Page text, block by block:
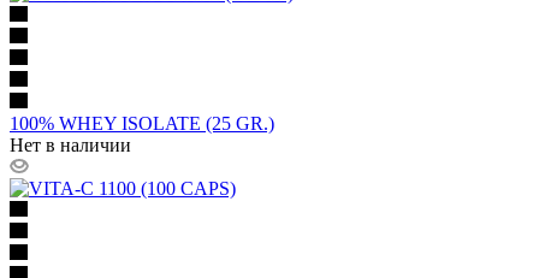
100% WHEY ISOLATE (25 GR.)
Нет в наличии